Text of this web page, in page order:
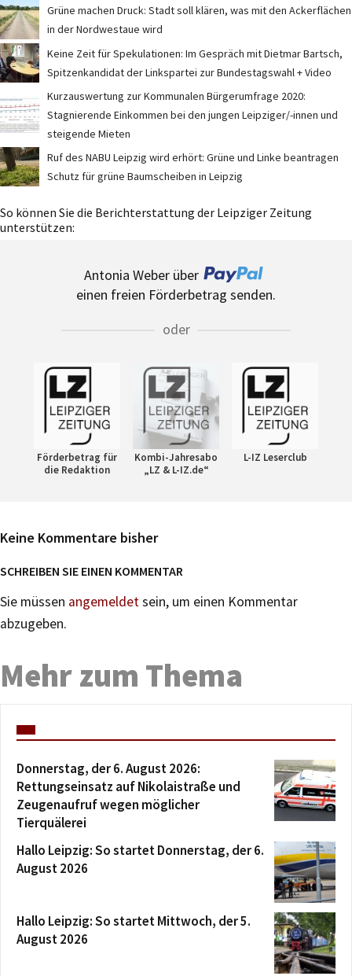
Grüne machen Druck: Stadt soll klären, was mit den Ackerflächen
in der Nordwestaue wird
Keine Zeit für Spekulationen: Im Gespräch mit Dietmar Bartsch,
Spitzenkandidat der Linkspartei zur Bundestagswahl + Video
Kurzauswertung zur Kommunalen Bürgerumfrage 2020:
Stagnierende Einkommen bei den jungen Leipziger/-innen und
steigende Mieten
Ruf des NABU Leipzig wird erhört: Grüne und Linke beantragen
Schutz für grüne Baumscheiben in Leipzig
So können Sie die Berichterstattung der Leipziger Zeitung
unterstützen:
Antonia Weber über
einen freien Förderbetrag senden.
oder
Förderbetrag für
die Redaktion
Kombi-Jahresabo
„LZ & L-IZ.de“
L-IZ Leserclub
Keine Kommentare bisher
SCHREIBEN SIE EINEN KOMMENTAR
Sie müssen angemeldetsein, um einen Kommentar
abzugeben.
Mehr zum Thema
Donnerstag, der 6. August 2026:
Rettungseinsatz auf Nikolaistraße und
Zeugenaufruf wegen möglicher
Tierquälerei
Hallo Leipzig: So startet Donnerstag, der 6.
August 2026
Hallo Leipzig: So startet Mittwoch, der 5.
August 2026